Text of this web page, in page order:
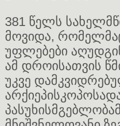
381 წელს
მოვიდა,
უფლებები
ამ დროისათვის
უკვე